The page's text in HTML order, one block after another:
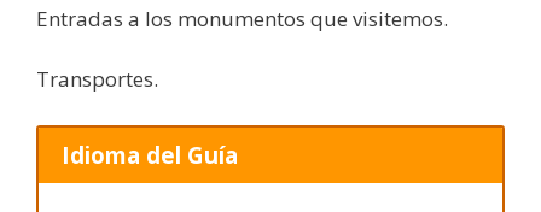
Entradas a los monumentos que visitemos.
Transportes.
Idioma del Guía